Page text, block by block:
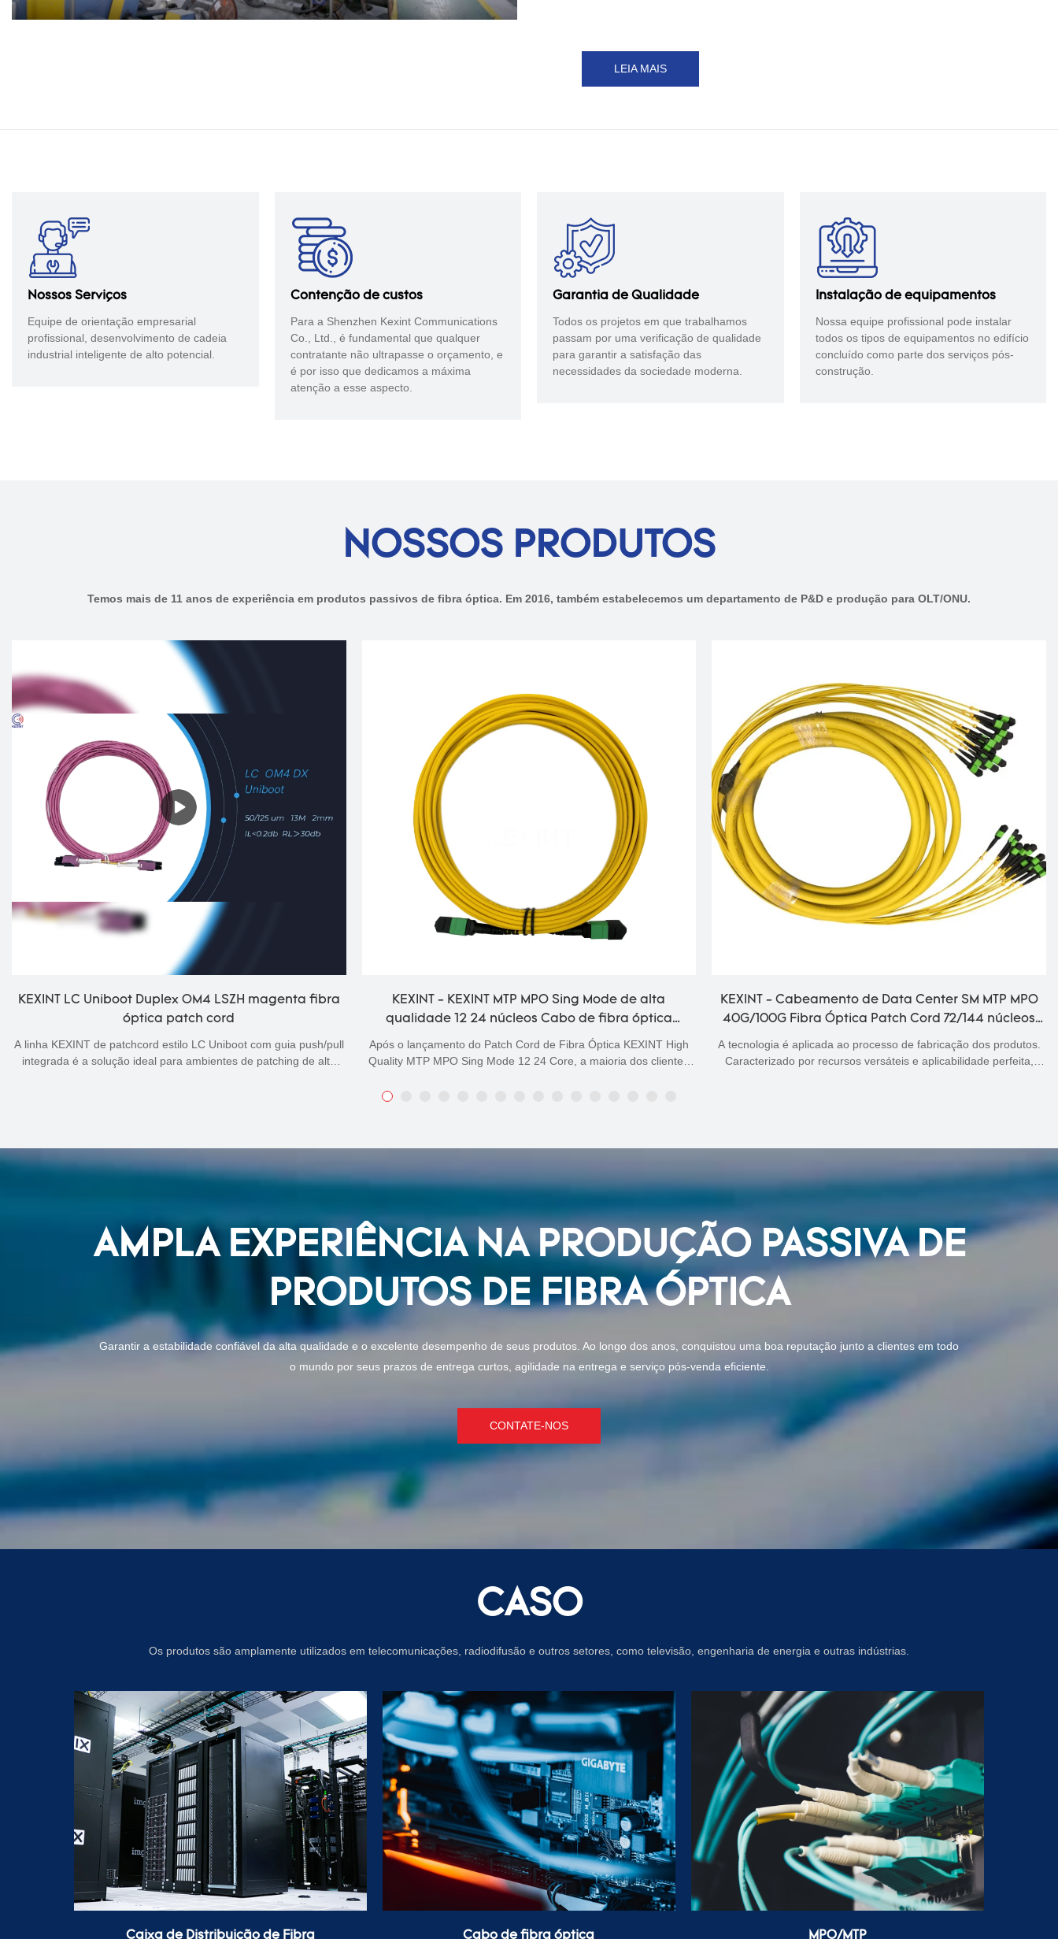
LEIA MAIS
Nossos Serviços
Equipe de orientação empresarial
profissional, desenvolvimento de cadeia
industrial inteligente de alto potencial.
Contenção de custos
Para a Shenzhen Kexint Communications
Co., Ltd., é fundamental que qualquer
contratante não ultrapasse o orçamento, e
é por isso que dedicamos a máxima
atenção a esse aspecto.
Garantia de Qualidade
Todos os projetos em que trabalhamos
passam por uma verificação de qualidade
para garantir a satisfação das
necessidades da sociedade moderna.
Instalação de equipamentos
Nossa equipe profissional pode instalar
todos os tipos de equipamentos no edifício
concluído como parte dos serviços pós-
construção.
NOSSOS PRODUTOS
Temos mais de 11 anos de experiência em produtos passivos de fibra óptica. Em 2016, também estabelecemos um departamento de P&D e produção para OLT/ONU.
KEXINT - KEXINT MTP MPO Sing Mode de alta
qualidade 12 24 núcleos Cabo de fibra óptica
Patchcord de fibra óptica
Após o lançamento do Patch Cord de Fibra Óptica KEXINT High
Quality MTP MPO Sing Mode 12 24 Core, a maioria dos clientes
KEXINT - Cabeamento de Data Center SM MTP MPO
40G/100G Fibra Óptica Patch Cord 72/144 núcleos
Cabo 30M Fibra Óptica Patchcord
A tecnologia é aplicada ao processo de fabricação dos produtos.
Caracterizado por recursos versáteis e aplicabilidade perfeita,
Óptica Patch Cord 72 / 144 core Cable 30M pode ser amplamente
KEXINT - KEXINT MTP/MPO 5.0mm Comprimento
Personalizado Multimodo OM3 Fibra Óptica Patch
Cord Match com Dispositivos OM3 OM4 Patchcord
A pesquisa e o desenvolvimento bem-sucedidos do cabo de
de fibra óptica multimodo OM3 de comprimento personalizado
AMPLA EXPERIÊNCIA NA PRODUÇÃO PASSIVA DE
PRODUTOS DE FIBRA ÓPTICA
Garantir a estabilidade confiável da alta qualidade e o excelente desempenho de seus produtos. Ao longo dos anos, conquistou uma boa reputação junto a clientes em todo
o mundo por seus prazos de entrega curtos, agilidade na entrega e serviço pós-venda eficiente.
CONTATE-NOS
CASO
Os produtos são amplamente utilizados em telecomunicações, radiodifusão e outros setores, como televisão, engenharia de energia e outras indústrias.
Caixa de Distribuição de Fibra Cabo de fibra óptica MPO/MTP